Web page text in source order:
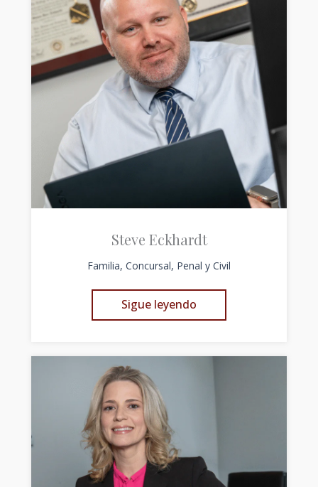
Steve Eckhardt
Familia, Concursal, Penal y Civil
Sigue leyendo